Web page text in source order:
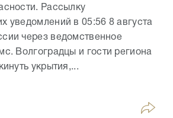
Рассылку
уведомлений в 05:56 8 августа
через ведомственное
Волгоградцы и гости региона
укрытия,...